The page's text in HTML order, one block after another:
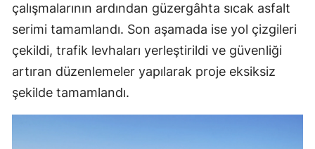
çalışmalarının ardından güzergâhta sıcak asfalt
serimi tamamlandı. Son aşamada ise yol çizgileri
çekildi, trafik levhaları yerleştirildi ve güvenliği
artıran düzenlemeler yapılarak proje eksiksiz
şekilde tamamlandı.